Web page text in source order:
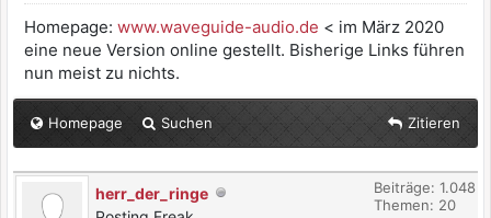
Homepage: www.waveguide-audio.de < im März 2020
eine neue Version online gestellt. Bisherige Links führen
nun meist zu nichts.
Homepage Suchen Zitieren
herr_der_ringe
Beiträge: 1.048
Themen: 20